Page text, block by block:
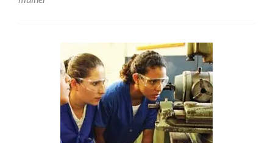
um
brasil
sem
machismo,
sem